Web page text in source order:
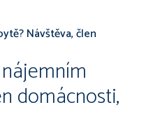
domácnosti,